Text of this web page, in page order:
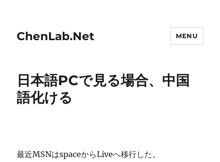
ChenLab.Net MENU
日本語PCで見る場合、中国
語化ける
最近MSNはspaceからLiveへ移行した。